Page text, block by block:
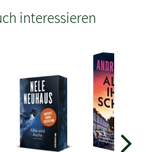
interessieren